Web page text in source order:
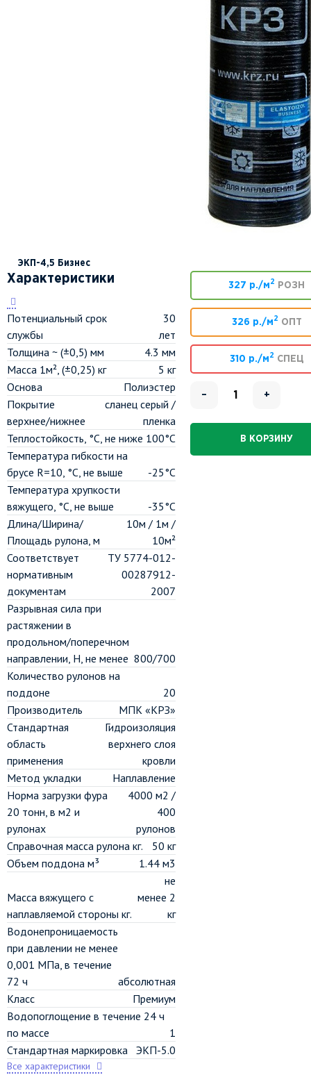
ЭКП-4,5 Бизнес
Характеристики
Потенциальный срок
службы
30
лет
Толщина ~ (±0,5) мм
4.3 мм
Масса 1м², (±0,25) кг
5 кг
Основа
Полиэстер
Покрытие
верхнее/нижнее
сланец серый /
пленка
Теплостойкость, °C, не ниже 100°С
Температура гибкости на
брусе R=10, °C, не выше
-25°С
Температура хрупкости
вяжущего, °C, не выше
-35°С
Длина/Ширина/
Площадь рулона, м
10м / 1м /
10м²
Соответствует
нормативным
документам
ТУ 5774-012-
00287912-
2007
Разрывная сила при
растяжении в
продольном/поперечном
направлении, H, не менее 800/700
Количество рулонов на
поддоне
20
Производитель
МПК «КРЗ»
Стандартная
область
применения
Гидроизоляция
верхнего слоя
кровли
Метод укладки
Наплавление
Норма загрузки фура
20 тонн, в м2 и
рулонах
4000 м2 /
400
рулонов
Справочная масса рулона кг.
50 кг
Объем поддона м³
1.44 м3
Масса вяжущего с
наплавляемой стороны кг.
не
менее 2
кг
Водонепроницаемость
при давлении не менее
0,001 МПа, в течение
72 ч
абсолютная
Класс
Премиум
Водопоглощение в течение 24 ч
по массе
1
Стандартная маркировка ЭКП-5.0
Все характеристики
327 р./м 2 РОЗН
326 р./м 2 ОПТ
310 р./м 2 СПЕЦ
– +
В КОРЗИНУ